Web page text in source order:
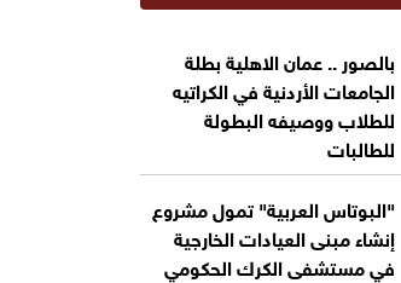
بالصور .. عمان الاهلية بطلة
الجامعات الأردنية في الكراتيه
للطلاب ووصيفه البطولة
للطالبات
"البوتاس العربية" تمول مشروع
إنشاء مبنى العيادات الخارجية
في مستشفى الكرك الحكومي